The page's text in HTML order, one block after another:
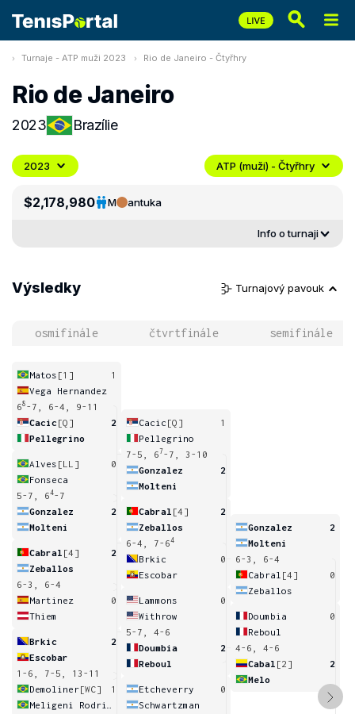
Turnaje - ATP muži 2023 Rio de Janeiro - Čtyřhry
Rio de Janeiro
2023 Brazílie
2023 ATP (muži) - Čtyřhry
$2,178,980 M antuka
Info o turnaji
Výsledky Turnajový pavouk
osmifinále čtvrtfinále semifinále
Matos [1]
1
Vega Hernandez
68 -7, 6-4, 9-11
Cacic [Q]
2
Pellegrino
Alves [LL]
0
Fonseca
5-7, 64-7
Gonzalez
2
Molteni
Cabral [4]
2
Zeballos
6-3, 6-4
Martinez
0
Thiem
Brkic
2
Escobar
1-6, 7-5, 13-11
Demoliner[WC]
1
Cacic [Q]
1
Pellegrino
7-5, 67-7, 3-10
Gonzalez
2
Molteni
Cabral [4]
2
Zeballos
6-4, 7-64
Brkic
0
Escobar
Lammons
0
Withrow
5-7, 4-6
Doumbia
2
Reboul
Etcheverry
0
Schwartzman
Gonzalez
2
Molteni
6-3, 6-4
Cabral [4]
0
Zeballos
Doumbia
0
Reboul
4-6, 4-6
Cabal [2]
2
Melo